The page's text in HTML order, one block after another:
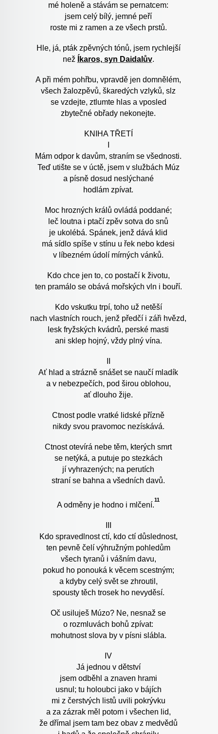
mé holeně a stávám se pernatcem:
jsem celý bílý, jemné peří
roste mi z ramen a ze všech prstů.
Hle, já, pták zpěvných tónů, jsem rychlejší
než
Íkaros, syn Daidalův.
A při mém pohřbu, vpravdě jen domnělém,
všech žalozpěvů, škaredých vzlyků, slz
se vzdejte, ztlumte hlas a vposled
zbytečné obřady nekonejte.
KNIHA TŘETÍ
Mám odpor k davům, straním se všednosti.
Teď utište se v úctě, jsem v službách Múz
a písně dosud neslýchané
hodlám zpívat.
Moc hrozných králů ovládá poddané;
leč loutna i ptačí zpěv sotva do snů
je ukolébá. Spánek, jenž dává klid
má sídlo spíše v stínu u řek nebo kdesi
v líbezném údolí mírných vánků.
Kdo chce jen to, co postačí k životu,
ten pramálo se obává mořských vln i bouří.
Kdo vskutku trpí, toho už netěší
nach vlastních rouch, jenž předčí i záři hvězd,
lesk fryžských kvádrů, perské masti
ani sklep hojný, vždy plný vína.
Ať hlad a strázně snášet se naučí mladík
a v nebezpečích, pod širou oblohou,
ať dlouho žije.
Ctnost podle vratké lidské přízně
nikdy svou pravomoc nezískává.
Ctnost otevírá nebe těm, kterých smrt
se netýká, a putuje po stezkách
jí vyhrazených; na perutích
straní se bahna a všedních davů.
A odměny je hodno i mlčení.
11
Kdo spravedlnost ctí, kdo ctí důslednost,
ten pevně čelí výhružným pohledům
všech tyranů i vášním davu,
pokud ho ponouká k věcem scestným;
a kdyby celý svět se zhroutil,
spousty těch trosek ho nevyděsí.
Oč usiluješ Múzo? Ne, nesnaž se
o rozmluvách bohů zpívat:
mohutnost slova by v písni slábla.
IV
Já jednou v dětství
jsem odběhl a znaven hrami
usnul; tu holoubci jako v bájích
mi z čerstvých listů uvili pokrývku
a za zázrak měl potom i všechen lid,
že dřímal jsem tam bez obav z medvědů